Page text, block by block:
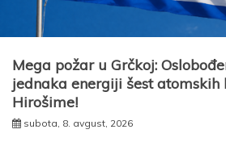
Mega požar u Grčkoj:
jednaka energiji šest atomskih
Hirošime!
subota, 8. avgust, 2026